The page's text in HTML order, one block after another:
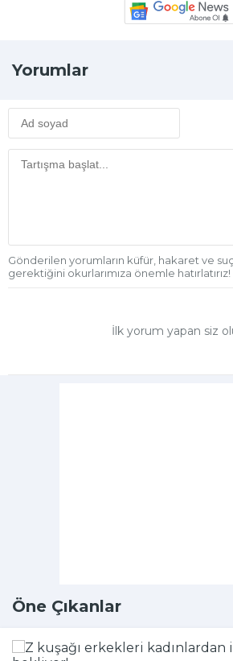
Yorumlar
Gönderilen yorumların küfür, hakaret ve
gerektiğini okurlarımıza önemle hatırlatırız!
İlk yorum yapan siz
Öne Çıkanlar